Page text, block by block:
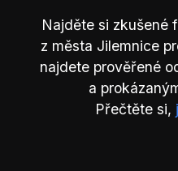
Najděte si zkušené
z města Jilemnice
najdete prověřené
a
Přečtěte si,